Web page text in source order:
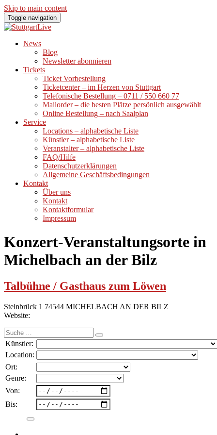
Skip to main content
Toggle navigation
News
Blog
Newsletter abonnieren
Tickets
Ticket Vorbestellung
Ticketcenter – im Herzen von Stuttgart
Telefonische Bestellung – 0711 / 550 660 77
Mailorder – die besten Plätze persönlich ausgewählt
Online Bestellung – nach Saalplan
Service
Locations – alphabetische Liste
Künstler – alphabetische Liste
Veranstalter – alphabetische Liste
FAQ/Hilfe
Datenschutzerklärungen
Allgemeine Geschäftsbedingungen
Kontakt
Über uns
Kontakt
Kontaktformular
Impressum
Konzert-Veranstaltungsorte in
Michelbach an der Bilz
Talbühne / Gasthaus zum Löwen
Steinbrück 1 74544 MICHELBACH AN DER BILZ
Website:
Suche
nach:
Künstler:
Location:
Ort:
Genre:
Von:
Bis: